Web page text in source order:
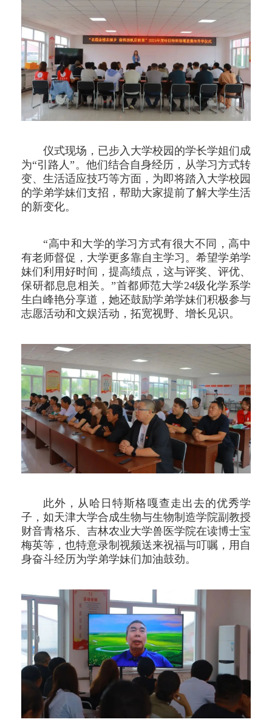
仪式现场，已步入大学校园的学长学姐们成
为“引路人”。他们结合自身经历，从学习方式转
变、生活适应技巧等方面，为即将踏入大学校园
的学弟学妹们支招，帮助大家提前了解大学生活
的新变化。
“高中和大学的学习方式有很大不同，高中
有老师督促，大学更多靠自主学习。希望学弟学
妹们利用好时间，提高绩点，这与评奖、评优、
保研都息息相关。”首都师范大学24级化学系学
生白峰艳分享道，她还鼓励学弟学妹们积极参与
志愿活动和文娱活动，拓宽视野、增长见识。
此外，从哈日特斯格嘎查走出去的优秀学
子，如天津大学合成生物与生物制造学院副教授
财音青格乐、吉林农业大学兽医学院在读博士宝
梅英等，也特意录制视频送来祝福与叮嘱，用自
身奋斗经历为学弟学妹们加油鼓劲。